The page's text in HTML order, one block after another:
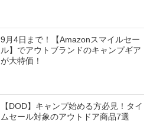
9月4日まで！【Amazonスマイルセー
ル】でアウトブランドのキャンプギア
が大特価！
【DOD】キャンプ始める方必見！タイ
ムセール対象のアウトドア商品7選